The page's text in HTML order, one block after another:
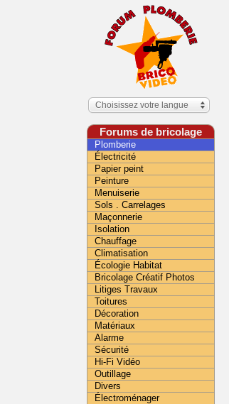
Choisissez votre langue
Forums de bricolage
Plomberie
Électricité
Papier peint
Peinture
Menuiserie
Sols . Carrelages
Maçonnerie
Isolation
Chauffage
Climatisation
Écologie Habitat
Bricolage Créatif Photos
Litiges Travaux
Toitures
Décoration
Matériaux
Alarme
Sécurité
Hi-Fi Vidéo
Outillage
Divers
Électroménager